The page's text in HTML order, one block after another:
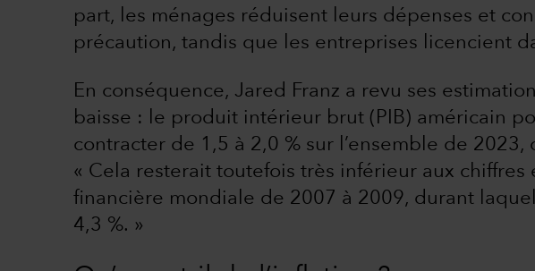
part, les ménages réduisent leurs dépenses et
précaution, tandis que les entreprises licencient
En conséquence, Jared Franz a revu ses
baisse : le produit intérieur brut (PIB) américain
contracter de 1,5 à 2,0 % sur l’ensemble de 2023,
« Cela resterait toutefois très inférieur aux chiffres
financière mondiale de 2007 à 2009, durant
4,3 %. »